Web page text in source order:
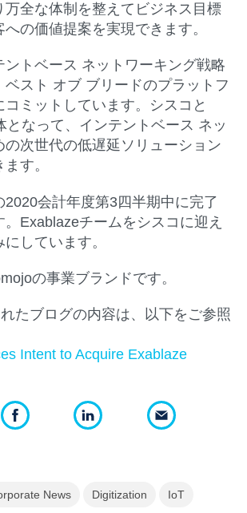
万全な体制を整えてビジネス目標
の価値提案を実現できます。
ントベース ネットワーキング戦略
ベスト オブ ブリードのプラットフ
コミットしています。シスコと
となって、インテントベース ネッ
の次世代の低遅延ソリューション
す。
2020会計年度第3四半期中に完了
Exablazeチームをシスコに迎え
しています。
の事業ブランドです。
たブログの内容は、以下をご参照
Intent to Acquire Exablaze
News Digitization IoT